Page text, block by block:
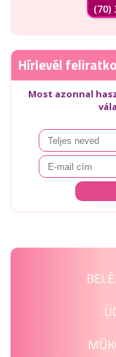
(70)
Hírlevél
Most azonnal